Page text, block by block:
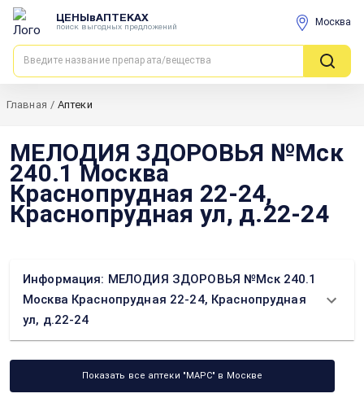
ЦЕНЫвАПТЕКАХ
поиск выгодных предложений Москва
Главная / Аптеки
МЕЛОДИЯ ЗДОРОВЬЯ №Мск
240.1 Москва
Краснопрудная 22-24,
Краснопрудная ул, д.22-24
Информация: МЕЛОДИЯ ЗДОРОВЬЯ №Мск 240.1
Москва Краснопрудная 22-24, Краснопрудная
ул, д.22-24
Показать все аптеки "МАРС" в Москве